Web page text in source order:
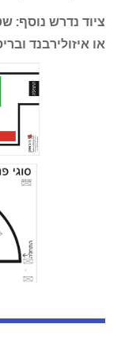
ציוד נדרש נוסף:
או איזולירבנד